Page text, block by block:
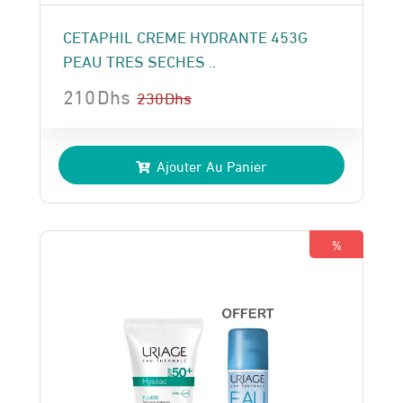
CETAPHIL CREME HYDRANTE 453G
PEAU TRES SECHES ..
230Dhs
prix
initial
était :
230 Dhs.
210Dhs
prix
actuel
est :
210 Dhs.
Ajouter Au Panier
%